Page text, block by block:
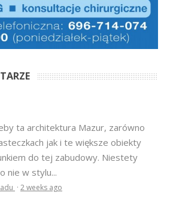
ta architektura Mazur, zarówno
jak i te większe obiekty
do tej zabudowy. Niestety
nie w stylu...
· 2 weeks ago